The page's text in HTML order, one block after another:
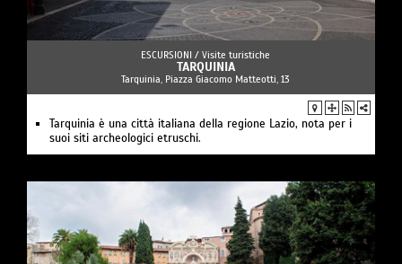
ESCURSIONI / Visite turistiche
TARQUINIA
Tarquinia, Piazza Giacomo Matteotti, 13
Tarquinia è una città italiana della regione Lazio, nota per i
suoi siti archeologici etruschi.